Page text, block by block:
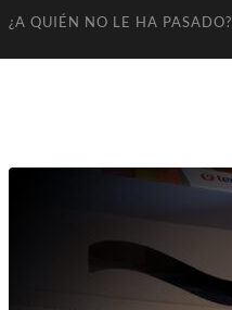
¿A QUIÉN NO LE HA PASADO?